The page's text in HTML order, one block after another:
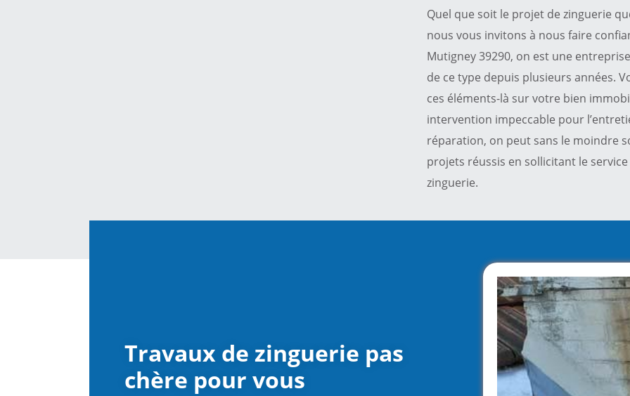
Quel que soit le projet de zinguerie
nous vous invitons à nous faire
Mutigney 39290, on est une
de ce type depuis plusieurs années.
ces éléments-là sur votre bien
intervention impeccable pour
réparation, on peut sans le moindre
projets réussis en sollicitant le
zinguerie.
Travaux de zinguerie pas
chère pour vous